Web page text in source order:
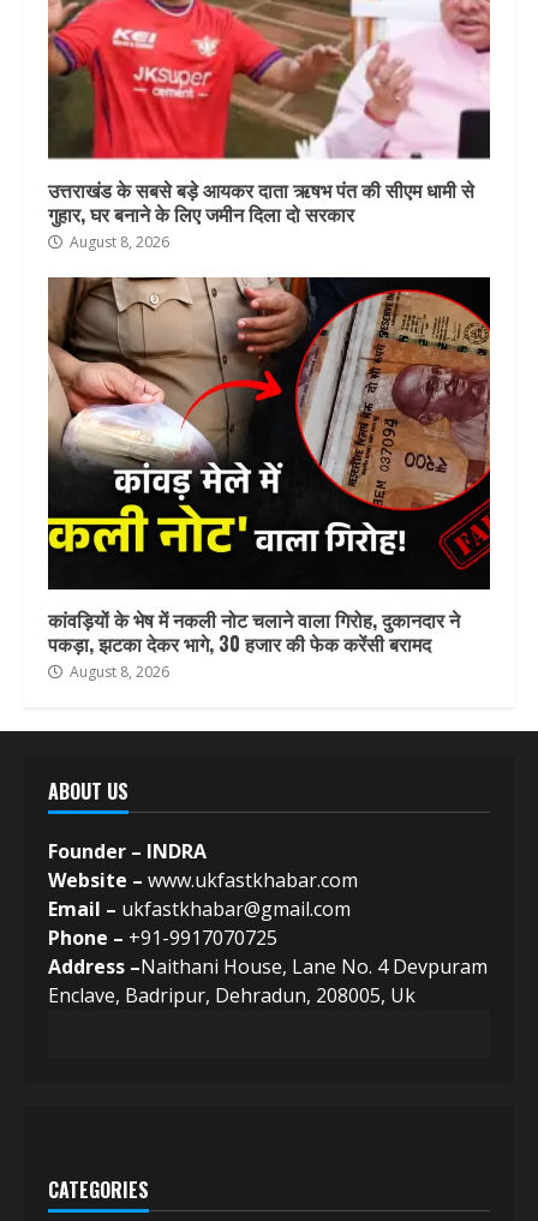
उत्तराखंड के सबसे बड़े आयकर दाता ऋषभ पंत की सीएम धामी से
गुहार, घर बनाने के लिए जमीन दिला दो सरकार
August 8, 2026
कांवड़ियों के भेष में नकली नोट चलाने वाला गिरोह, दुकानदार ने
पकड़ा, झटका देकर भागे, 30 हजार की फेक करेंसी बरामद
August 8, 2026
ABOUT US
Founder – INDRA
Website – www.ukfastkhabar.com
Email – ukfastkhabar@gmail.com
Phone – +91-9917070725
Address –Naithani House, Lane No. 4 Devpuram
Enclave, Badripur, Dehradun, 208005, Uk
CATEGORIES